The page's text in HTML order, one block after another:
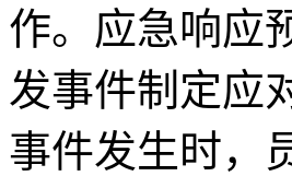
作。应急响应
发事件制定应
事件发生时，